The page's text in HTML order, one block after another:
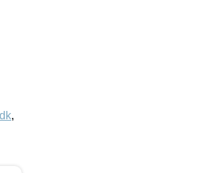
,